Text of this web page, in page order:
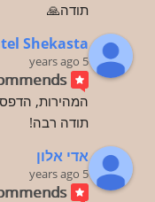
תודה🙏
Shekasta
5 years ago
המהירות,
תודה רבה!
אדי אלון
5 years ago